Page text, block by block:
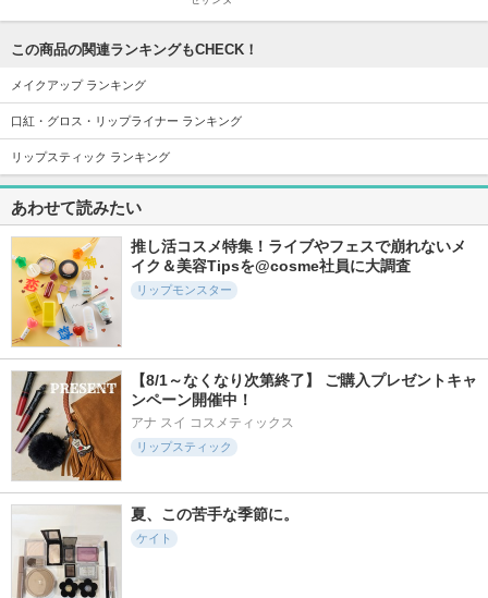
5.2
18680件
塗るつけまつげ 自
まつげ際立てタイプ
デジャヴュ
チークブラッシュ
ポッピングシルエッ
トシャドウ
5.4
14064件
デザイニングアイブ
ロウ3D
ケイト
RMK デューイーメ
ルト リップカラー
カラーリングアイブ
ロウEX
5.3
4710件
フィー 3Dボリュー
ミンググロス
この商品の関連ランキングもCHECK！
メイクアップ ランキング
口紅・グロス・リップライナー ランキング
リップスティック ランキング
あわせて読みたい
推し活コスメ特集！ライブやフェスで崩れないメ
イク＆美容Tipsを@cosme社員に大調査
リップモンスター
【8/1～なくなり次第終了】 ご購入プレゼントキャ
ンペーン開催中！
アナ スイ コスメティックス
リップスティック
夏、この苦手な季節に。
ケイト